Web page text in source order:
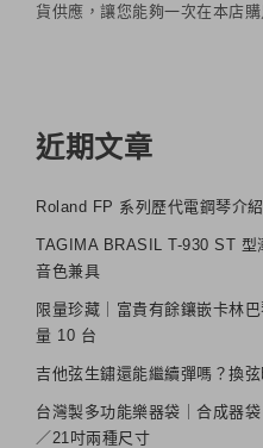
貨供應，讓您能夠一次在本店購
近期文章
Roland FP 系列歷代電鋼琴介
TAGIMA BRASIL T-930 ST 型
音色兼具
限量珍藏｜富貴有餘鑲嵌卡林
量 10 台
吉他弦生鏽還能繼續彈嗎？換
台灣製多功能樂器袋｜合成器
／21吋兩種尺寸